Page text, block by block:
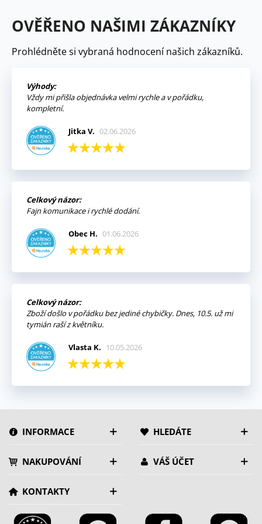
OVĚŘENO NAŠIMI ZÁKAZNÍKY
Prohlédněte si vybraná hodnocení našich zákazníků.
Výhody:
Vždy mi přišla objednávka velmi rychle a v pořádku,
kompletní.
Jitka V. 02.06.2026
Celkový názor:
Fajn komunikace i rychlé dodání.
Obec H. 01.06.2026
Celkový názor:
Zboží došlo v pořádku bez jediné chybičky. Dnes, 10.5. už mi
tymián raší z květníku.
Vlasta K. 10.05.2026
INFORMACE HLEDÁTE
NAKUPOVÁNÍ VÁŠ ÚČET
KONTAKTY